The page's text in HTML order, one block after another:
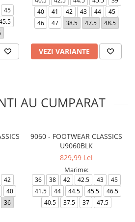
45
40
41 42 43 44
45
46
47 38.5 47.5 48.5
VEZI VARIANTE
AU CUMPARAT
42
40
36
9060 - FOOTWEAR CLASSICS
U9060BLK
829,99 Lei
Marime:
36 38 42 42.5 43
45
41.5
44 44.5 45.5
46.5
40.5
37.5 37 47.5